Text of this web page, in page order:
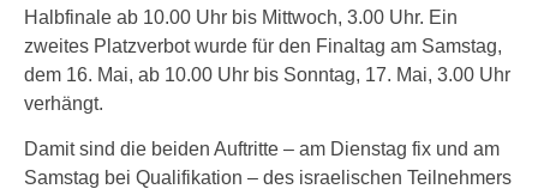
Halbfinale ab 10.00 Uhr bis Mittwoch, 3.00 Uhr. Ein
zweites Platzverbot wurde für den Finaltag am Samstag,
dem 16. Mai, ab 10.00 Uhr bis Sonntag, 17. Mai, 3.00 Uhr
verhängt.
Damit sind die beiden Auftritte – am Dienstag fix und am
Samstag bei Qualifikation – des israelischen Teilnehmers